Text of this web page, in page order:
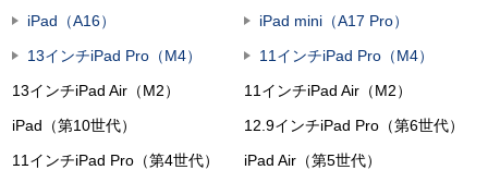
iPad（A16）
iPad mini（A17 Pro）
13インチiPad Pro（M4）
11インチiPad Pro（M4）
13インチiPad Air（M2）
11インチiPad Air（M2）
iPad（第10世代）
12.9インチiPad Pro（第6世代）
11インチiPad Pro（第4世代）
iPad Air（第5世代）